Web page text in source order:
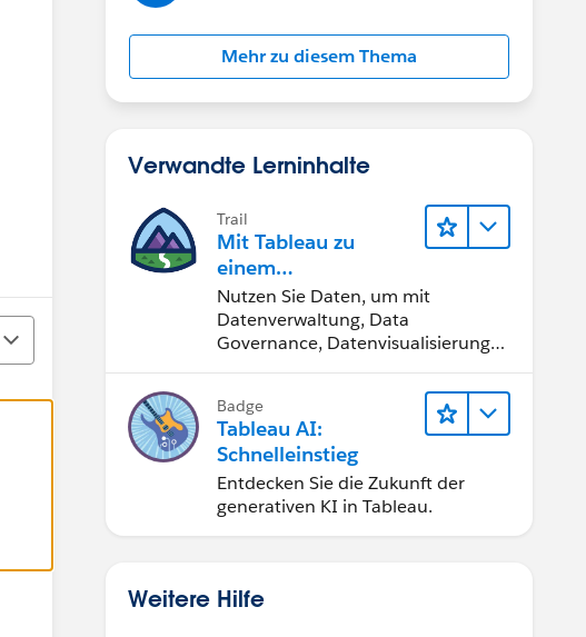
Mehr zu diesem Thema
Verwandte Lerninhalte
Trail
Mit Tableau zu
einem
datengestützten
Team werden
Nutzen Sie Daten, um mit
Datenverwaltung, Data
Governance, Datenvisualisierungs-
Zusammenarbeit bessere
Geschäftsergebnisse zu erzielen.
Badge
Tableau AI:
Schnelleinstieg
Entdecken Sie die Zukunft der
generativen KI in Tableau.
Weitere Hilfe